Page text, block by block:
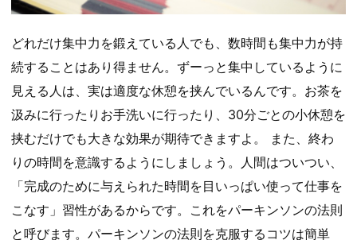
どれだけ集中力を鍛えている人でも、数時間も集中力が持
続することはあり得ません。ずーっと集中しているように
見える人は、実は適度な休憩を挟んでいるんです。お茶を
汲みに行ったりお手洗いに行ったり、30分ごとの小休憩を
挟むだけでも大きな効果が期待できますよ。 また、終わ
りの時間を意識するようにしましょう。人間はついつい、
「完成のために与えられた時間を目いっぱい使って仕事を
こなす」習性があるからです。これをパーキンソンの法則
と呼びます。パーキンソンの法則を克服するコツは簡単